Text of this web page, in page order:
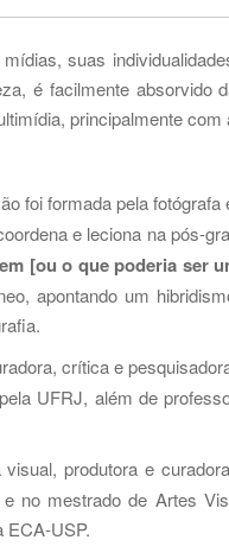
suas
é facilmente absorvido
principalmente
foi formada pela
e leciona na pós-
[ou o que poderia ser
apontando um
crítica e
UFRJ, além de
visual, produtora e
no mestrado de Artes
ECA-USP.